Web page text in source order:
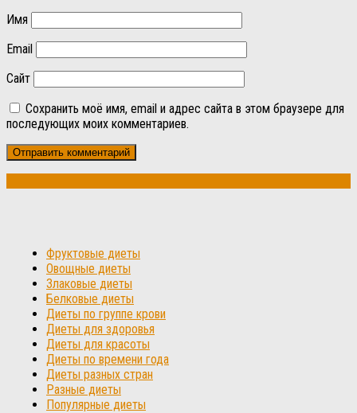
Имя
Email
Сайт
Сохранить моё имя, email и адрес сайта в этом браузере для
последующих моих комментариев.
Фруктовые диеты
Овощные диеты
Злаковые диеты
Белковые диеты
Диеты по группе крови
Диеты для здоровья
Диеты для красоты
Диеты по времени года
Диеты разных стран
Разные диеты
Популярные диеты